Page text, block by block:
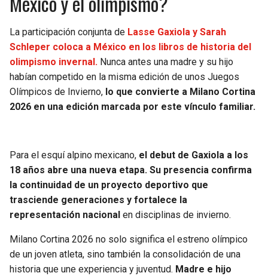
La participación conjunta de Lasse Gaxiola y Sarah
Schleper coloca a México en los libros de historia del
olimpismo invernal. Nunca antes una madre y su hijo
habían competido en la misma edición de unos Juegos
Olímpicos de Invierno, lo que convierte a Milano Cortina
2026 en una edición marcada por este vínculo familiar.
Para el esquí alpino mexicano, el debut de Gaxiola a los
18 años abre una nueva etapa. Su presencia confirma
la continuidad de un proyecto deportivo que
trasciende generaciones y fortalece la
representación nacional en disciplinas de invierno.
Milano Cortina 2026 no solo significa el estreno olímpico
de un joven atleta, sino también la consolidación de una
historia que une experiencia y juventud. Madre e hijo